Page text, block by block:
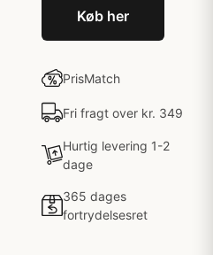
Køb her
PrisMatch
Fri fragt over kr. 349
Hurtig levering 1-2
dage
365 dages
fortrydelsesret